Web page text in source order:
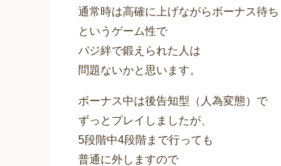
通常時は高確に上げながらボーナス待ち
というゲーム性で
バジ絆で鍛えられた人は
問題ないかと思います。
ボーナス中は後告知型（人為変態）で
ずっとプレイしましたが、
5段階中4段階まで行っても
普通に外しますので